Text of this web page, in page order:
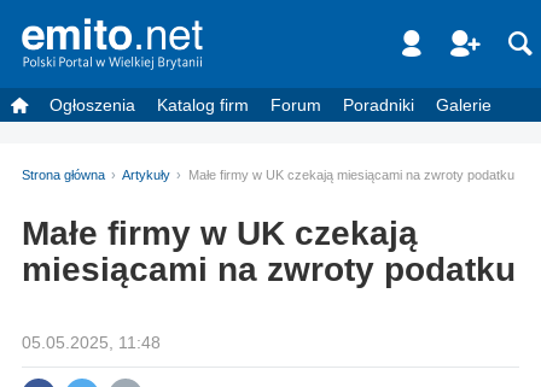
Ogłoszenia Katalog firm Forum Poradniki Galerie
Strona główna Artykuły Małe firmy w UK czekają miesiącami na zwroty podatku
Małe firmy w UK czekają
miesiącami na zwroty podatku
05.05.2025, 11:48